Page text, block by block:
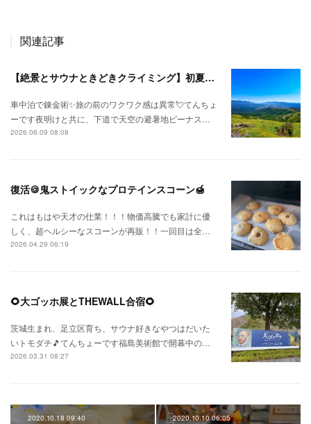
関連記事
【絶景とサウナときどきクライミング】初夏の信州ひとり旅⛅
車中泊で錬金術✨旅の前のワクワク感は異常💘てんちょ
ーです夜明けと共に、下道で天空の避暑地ビーナス…
2026.06.09 08:08
復活🍪鬼ストイックなプロテインスコーン🍯
これはもはや天才の仕業！！！物価高騰でも家計に優
しく、超ヘルシーなスコーンが再販！！一回目は全…
2026.04.29 06:19
🌻大ゴッホ展とTHEWALL合宿🌻
茨城生まれ、足立区育ち、サウナ好きなやつはだいた
いトモダチ🎵てんちょーです福島美術館で開幕中の…
2026.03.31 08:27
2020.10.18 09:40 2020.10.10 06:05